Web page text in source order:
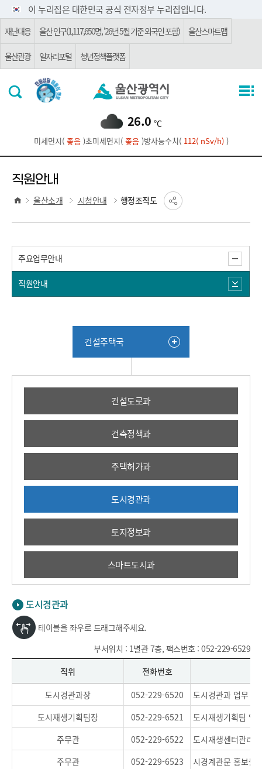
주요 메뉴로 건너뛰기
본문으로가기이 누리집은 대한민국 공식 전자정부 누리집입니다.
재난대응 울산 인구(1,117,650명, '26년 5월 기준 외국인 포함) 울산스마트맵
울산관광 일자리포털 청년정책플랫폼
26.0 ℃
미세먼지( 좋음)초미세먼지( 좋음)방사능수치(112( nSv/h) )
직원안내
울산소개 시청안내 행정조직도
주요업무안내
직원안내
건설주택국
건설도로과
건축정책과
주택허가과
도시경관과
토지정보과
스마트도시과
도시경관과
테이블을 좌우로 드래그해주세요.
부서위치 : 1별관 7층, 팩스번호 : 052-229-6529
직위
전화번호
도시경관과장
052-229-6520
도시경관과 업무 총
도시재생기획팀장
052-229-6521
도시재생기획팀 업
주무관
052-229-6522
도시재생센터관리,
주무관
052-229-6523
시경계관문 홍보물